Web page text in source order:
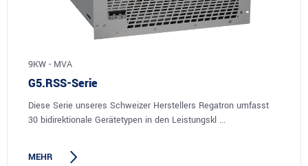
9KW - MVA
G5.RSS-Serie
Diese Serie unseres Schweizer Herstellers Regatron umfasst
30 bidirektionale Gerätetypen in den Leistungskl ...
MEHR